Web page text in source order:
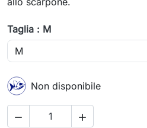
Taglia : M
Non disponibile
 